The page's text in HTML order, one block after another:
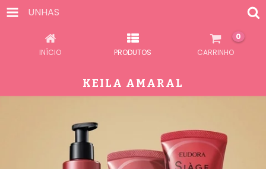
UNHAS
INÍCIO PRODUTOS CARRINHO
0
KEILA AMARAL